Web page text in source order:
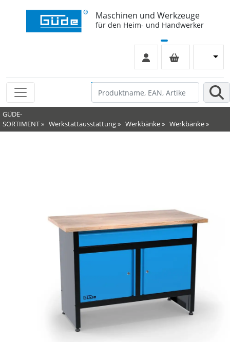
Maschinen und Werkzeuge
für den Heim- und Handwerker
GÜDE-
SORTIMENT» Werkstattausstattung» Werkbänke» Werkbänke»